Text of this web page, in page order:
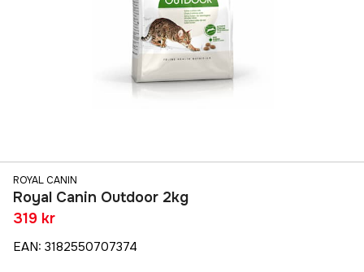
ROYAL CANIN
Royal Canin Outdoor 2kg
319 kr
EAN: 3182550707374